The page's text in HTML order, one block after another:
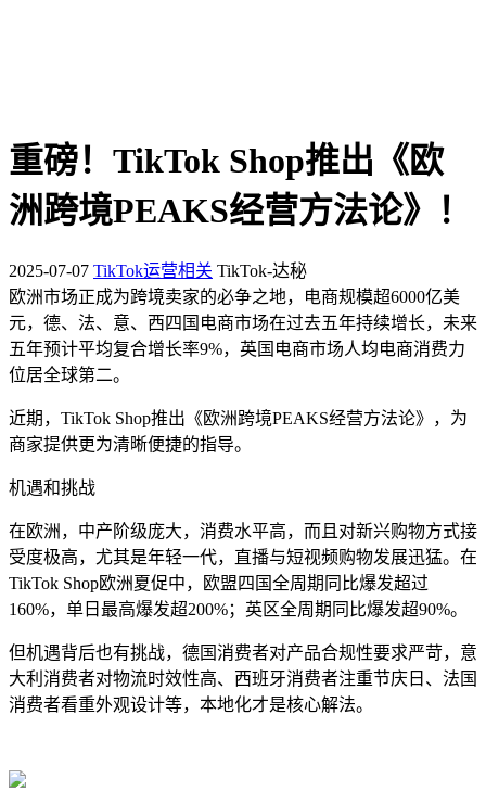
重磅！TikTok Shop推出《欧
洲跨境PEAKS经营方法论》！
2025-07-07 TikTok运营相关 TikTok-达秘
欧洲市场正成为跨境卖家的必争之地，电商规模超6000亿美
元，德、法、意、西四国电商市场在过去五年持续增长，未来
五年预计平均复合增长率9%，英国电商市场人均电商消费力
位居全球第二。
近期，TikTok Shop推出《欧洲跨境PEAKS经营方法论》，为
商家提供更为清晰便捷的指导。
机遇和挑战
在欧洲，中产阶级庞大，消费水平高，而且对新兴购物方式接
受度极高，尤其是年轻一代，直播与短视频购物发展迅猛。在
TikTok Shop欧洲夏促中，欧盟四国全周期同比爆发超过
160%，单日最高爆发超200%；英区全周期同比爆发超90%。
但机遇背后也有挑战，德国消费者对产品合规性要求严苛，意
大利消费者对物流时效性高、西班牙消费者注重节庆日、法国
消费者看重外观设计等，本地化才是核心解法。